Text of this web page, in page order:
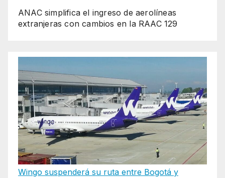
ANAC simplifica el ingreso de aerolíneas
extranjeras con cambios en la RAAC 129
Wingo suspenderá su ruta entre Bogotá y